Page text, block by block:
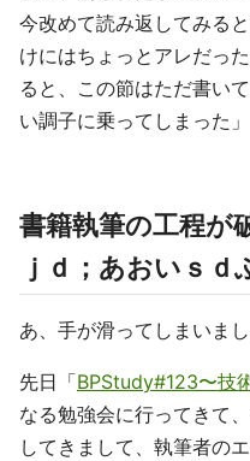
今改めて読み返してみる
けにはちょっとアレだっ
ると、この節はただ書い
い調子に乗ってしまった
書籍執筆の工程が
ｊｄ；あおいｓｄ
あ、手が滑ってしまいま
先日「BPStudy#123〜技
なる勉強会に行ってきて
してきまして、執筆者の